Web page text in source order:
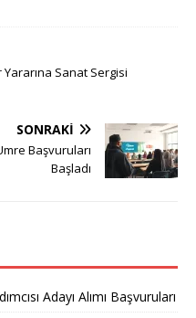
Sanat Sergisi
SONRAKI
Başvuruları
Başladı
Adayı Alımı Başvuruları